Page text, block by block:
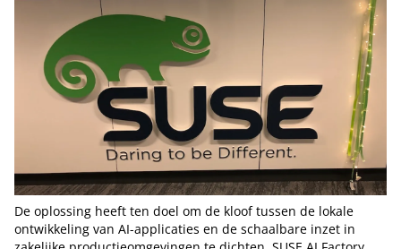
De oplossing heeft ten doel om de kloof tussen de lokale
ontwikkeling van AI-applicaties en de schaalbare inzet in